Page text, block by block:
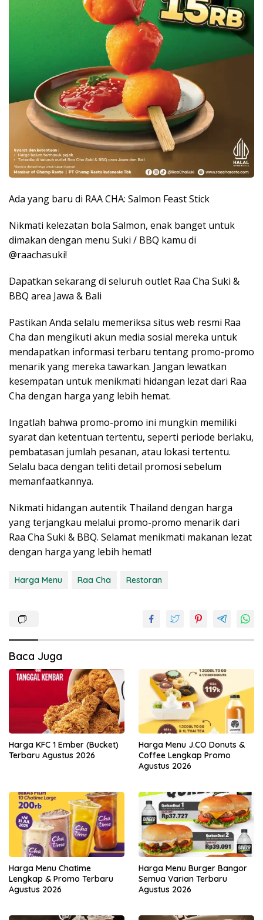
Ada yang baru di RAA CHA: Salmon Feast Stick
Nikmati kelezatan bola Salmon, enak banget untuk
dimakan dengan menu Suki / BBQ kamu di
@raachasuki!
Dapatkan sekarang di seluruh outlet Raa Cha Suki &
BBQ area Jawa & Bali
Pastikan Anda selalu memeriksa situs web resmi Raa
Cha dan mengikuti akun media sosial mereka untuk
mendapatkan informasi terbaru tentang promo-promo
menarik yang mereka tawarkan. Jangan lewatkan
kesempatan untuk menikmati hidangan lezat dari Raa
Cha dengan harga yang lebih hemat.
Ingatlah bahwa promo-promo ini mungkin memiliki
syarat dan ketentuan tertentu, seperti periode berlaku,
pembatasan jumlah pesanan, atau lokasi tertentu.
Selalu baca dengan teliti detail promosi sebelum
memanfaatkannya.
Nikmati hidangan autentik Thailand dengan harga
yang terjangkau melalui promo-promo menarik dari
Raa Cha Suki & BBQ. Selamat menikmati makanan lezat
dengan harga yang lebih hemat!
Harga Menu Raa Cha Restoran
Baca Juga
Harga KFC 1 Ember (Bucket)
Terbaru Agustus 2026
Harga Menu J.CO Donuts &
Coffee Lengkap Promo
Agustus 2026
Harga Menu Chatime
Lengkap & Promo Terbaru
Agustus 2026
Harga Menu Burger Bangor
Semua Varian Terbaru
Agustus 2026